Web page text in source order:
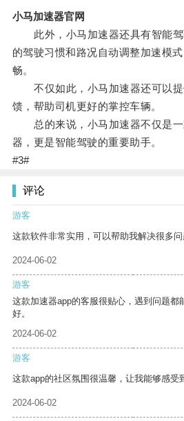
小马加速器官网
此外，小马加速器还具有智能驾
的驾驶习惯和路况自动调整加速模
畅。
不仅如此，小马加速器还可以提
馈，帮助司机更好的掌控车辆。
总的来说，小马加速器不仅是一
器，更是智能驾驶的重要助手。
#3#
评论
游客
这款软件非常实用，可以帮助我解决很多问
2024-06-02
游客
这款加速器app的客服很贴心，遇到问题都
好。
2024-06-02
游客
这款app的社区氛围很温馨，让我能够感受
2024-06-02